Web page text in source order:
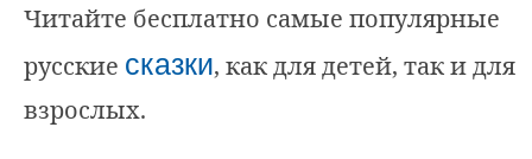
Читайте бесплатно самые популярные
русские сказки, как для детей, так и для
взрослых.